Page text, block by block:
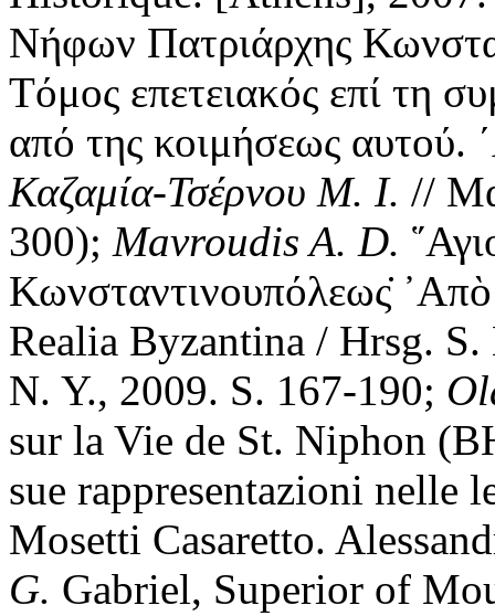
Νήφων Πατριάρχης
Τόμος επετειακός επί τη
από της κοιμήσεως αυτού.
Καζαμία-Τσέρνου Μ. Ι. //
300); Mavroudis A. D.
Κωνσταντινουπόλεως̇
Realia Byzantina / Hrsg.
N. Y., 2009. S. 167-190;
sur la Vie de St. Niphon
sue rappresentazioni nelle
Mosetti Casaretto.
G. Gabriel, Superior of